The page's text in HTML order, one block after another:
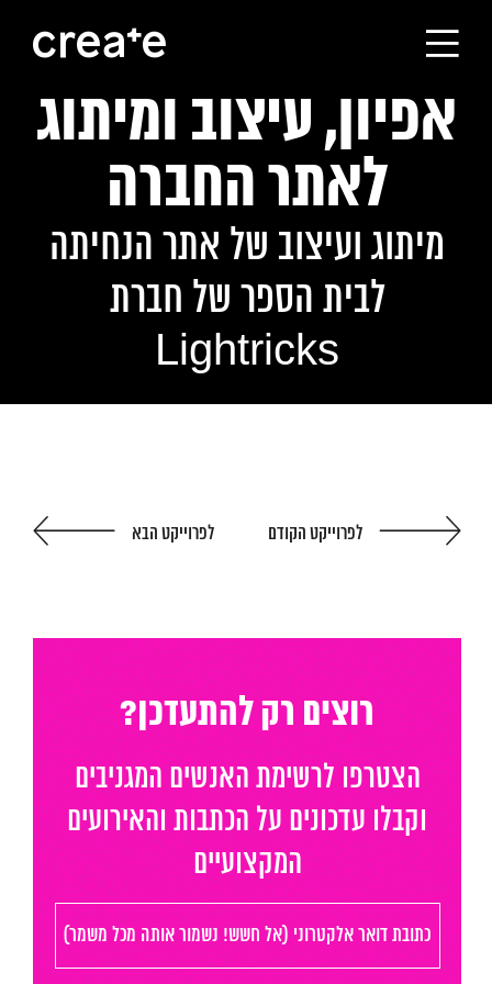
ראשי
הסטודיו
מסלולי הלימוד
עלינו
המגזין
יצירת קשר
English
אפיון, עיצוב ומיתוג
לאתר החברה
מיתוג ועיצוב של אתר הנחיתה
לבית הספר של חברת
Lightricks
לפרוייקט הקודם לפרוייקט הבא
רוצים רק להתעדכן?
הצטרפו לרשימת האנשים המגניבים
וקבלו עדכונים על הכתבות והאירועים
המקצועיים